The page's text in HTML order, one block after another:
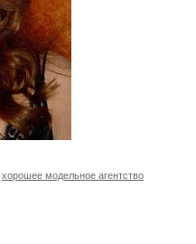
хорошее модельное агентство